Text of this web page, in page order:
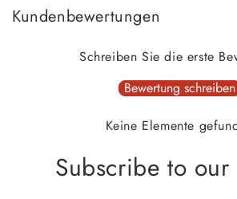
Kundenbewertungen
Schreiben Sie die erste
Bewertung schreiben
Keine Elemente
Subscribe to our